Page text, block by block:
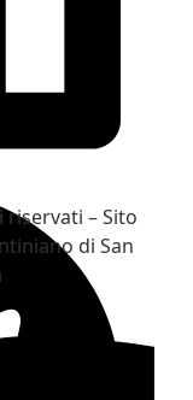
riservati – Sito
di San